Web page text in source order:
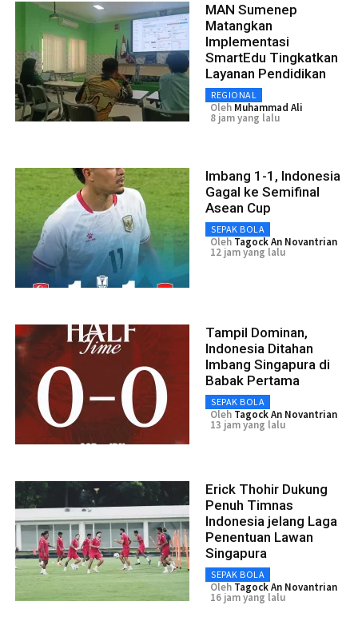
MAN Sumenep
Matangkan
Implementasi
SmartEdu Tingkatkan
Layanan Pendidikan
REGIONAL
Oleh Muhammad Ali
8 jam yang lalu
Imbang 1-1, Indonesia
Gagal ke Semifinal
Asean Cup
SEPAK BOLA
Oleh Tagock An Novantrian
12 jam yang lalu
Tampil Dominan,
Indonesia Ditahan
Imbang Singapura di
Babak Pertama
SEPAK BOLA
Oleh Tagock An Novantrian
13 jam yang lalu
Erick Thohir Dukung
Penuh Timnas
Indonesia jelang Laga
Penentuan Lawan
Singapura
SEPAK BOLA
Oleh Tagock An Novantrian
16 jam yang lalu